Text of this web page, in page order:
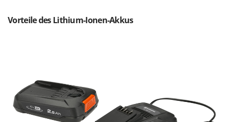
Sortierer für Oliven
Teppichreiniger und Teppichbodenreiniger
Thermische und mechanische Unkrautbrenner
Imperia
Iseki
Italyco
ITM
Vorteile des Lithium-Ionen-Akkus